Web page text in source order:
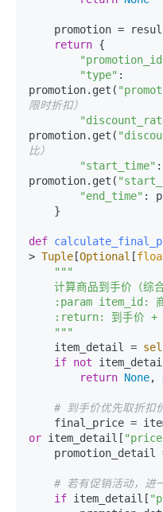
promotion =
return {
"type" :
promotion.get(
限时折扣）
promotion.get(
比）
"start_time" :
promotion.get(
"end_time" :
def
> Tuple [Optional [
"""
    """
    item_detail =
if not
return None,
# 到手价优先取折扣
final_price =
or item_detail[
promotion_detail
# 若有促销活动，进
if item_detail[